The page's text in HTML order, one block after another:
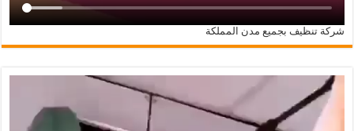
شركة تنظيف بجميع مدن المملكة